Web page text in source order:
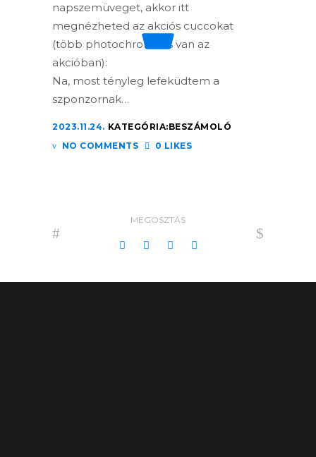
napszemüveget, akkor itt
megnézheted az akciós cuccokat
(több photochromic is van az
akcióban):
Na, most tényleg lefeküdtem a
szponzornak…
2023.11.24. KATEGÓRIA:BESZÁMOLÓ
NO COMMENTS
0 LIKES
MEGOSZTÁS